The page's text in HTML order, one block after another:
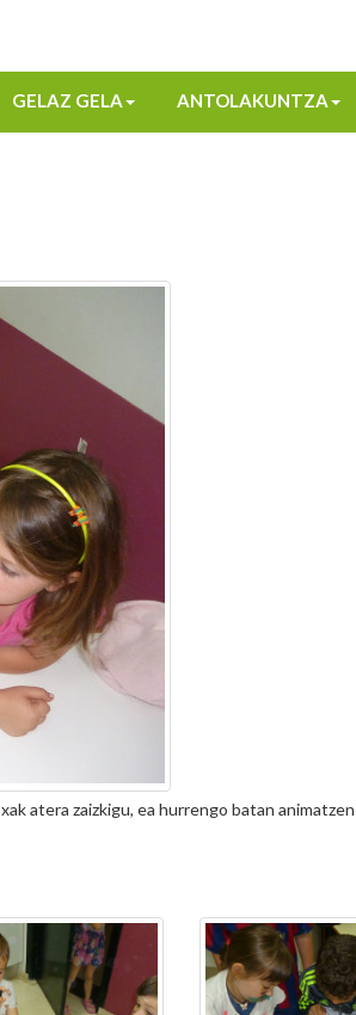
GELAZ GELA ANTOLAKUNTZA
atera zaizkigu, ea hurrengo batan